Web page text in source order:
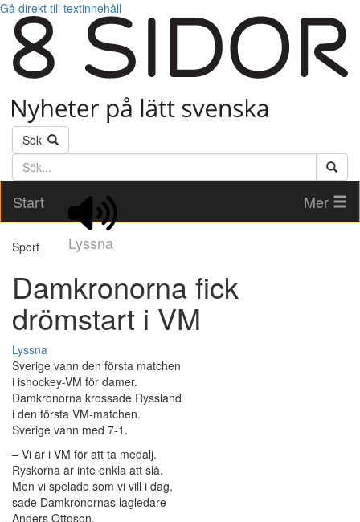
Gå direkt till textinnehåll
Sök
Söktext
Start
Lyssna
Mer
Sport
Damkronorna fick
drömstart i VM
Lyssna
Sverige vann den första matchen
i ishockey-VM för damer.
Damkronorna krossade Ryssland
i den första VM-matchen.
Sverige vann med 7-1.
– Vi är i VM för att ta medalj.
Ryskorna är inte enkla att slå.
Men vi spelade som vi vill i dag,
sade Damkronornas lagledare
Anders Ottoson.